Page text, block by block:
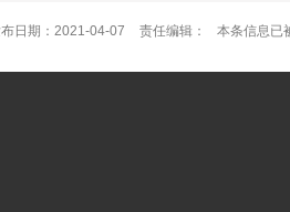
日期：2021-04-07 责任编辑： 本条信息已